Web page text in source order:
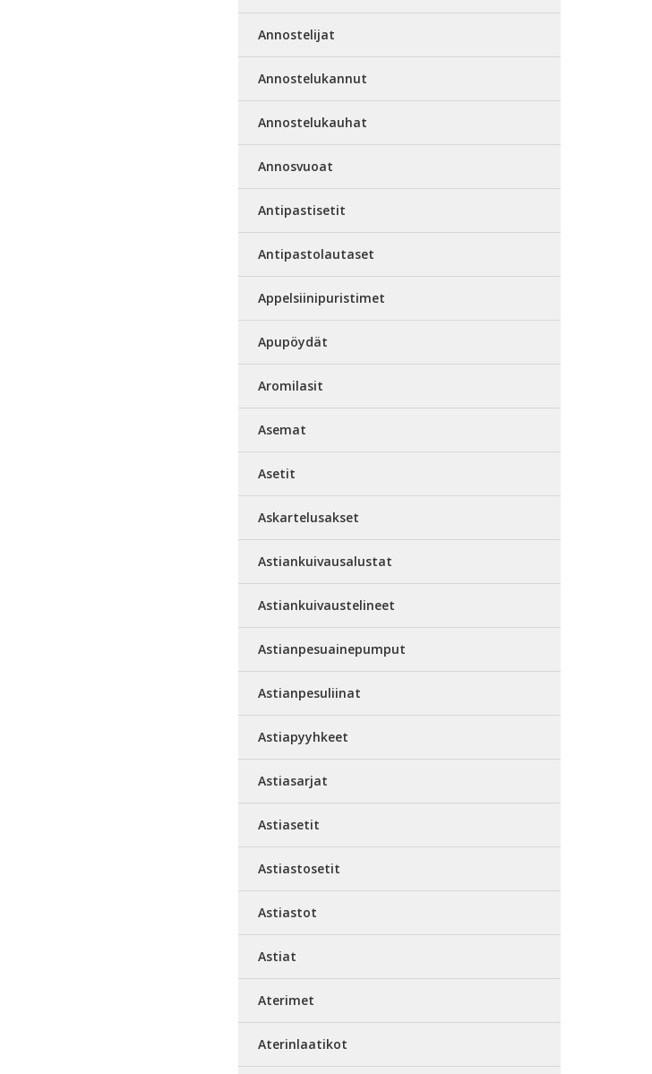
Annostelijat
Annostelukannut
Annostelukauhat
Annosvuoat
Antipastisetit
Antipastolautaset
Appelsiinipuristimet
Apupöydät
Aromilasit
Asemat
Asetit
Askartelusakset
Astiankuivausalustat
Astiankuivaustelineet
Astianpesuainepumput
Astianpesuliinat
Astiapyyhkeet
Astiasarjat
Astiasetit
Astiastosetit
Astiastot
Astiat
Aterimet
Aterinlaatikot